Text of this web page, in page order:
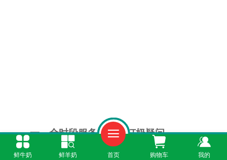
一、全时段服务，解答订奶疑问
鲜牛奶 鲜羊奶 首页 购物车 我的